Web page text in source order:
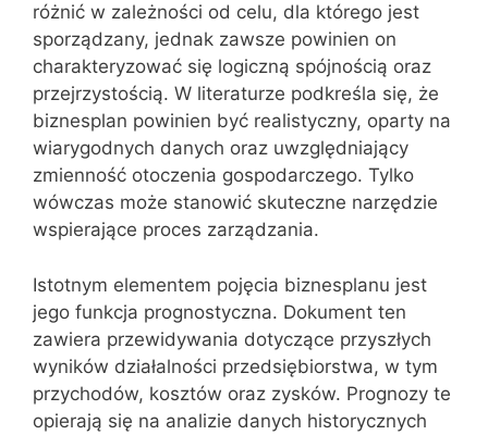
różnić w zależności od celu, dla którego jest
sporządzany, jednak zawsze powinien on
charakteryzować się logiczną spójnością oraz
przejrzystością. W literaturze podkreśla się, że
biznesplan powinien być realistyczny, oparty na
wiarygodnych danych oraz uwzględniający
zmienność otoczenia gospodarczego. Tylko
wówczas może stanowić skuteczne narzędzie
wspierające proces zarządzania.
Istotnym elementem pojęcia biznesplanu jest
jego funkcja prognostyczna. Dokument ten
zawiera przewidywania dotyczące przyszłych
wyników działalności przedsiębiorstwa, w tym
przychodów, kosztów oraz zysków. Prognozy te
opierają się na analizie danych historycznych